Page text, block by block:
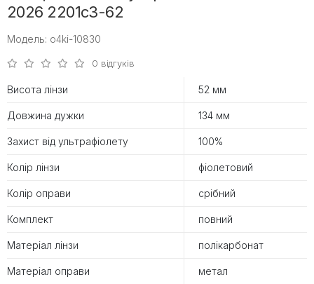
2026 2201c3-62
Модель: o4ki-10830
0 відгуків
Висота лінзи 52 мм
Довжина дужки 134 мм
Захист від ультрафіолету 100%
Колір лінзи фіолетовий
Колір оправи срібний
Комплект повний
Матеріал лінзи полікарбонат
Матеріал оправи метал